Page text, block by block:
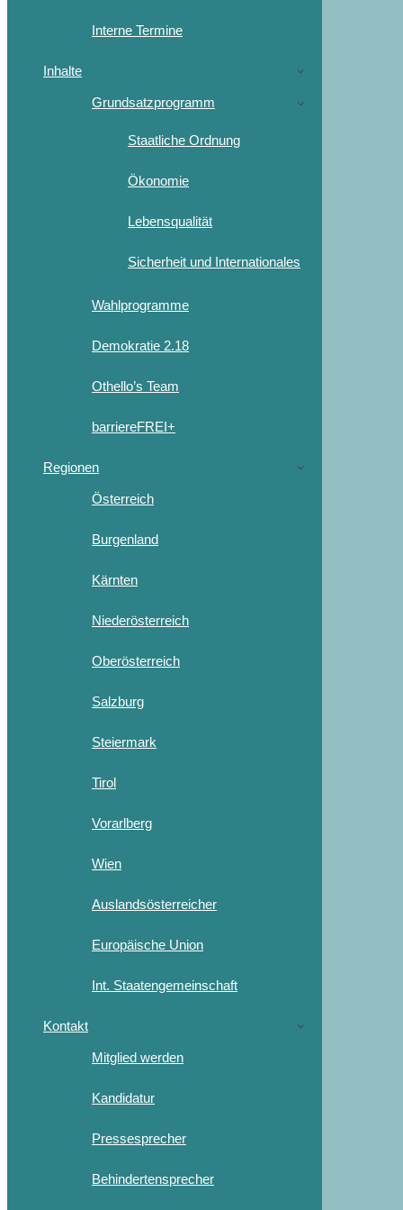
Interne Termine
Inhalte
Grundsatzprogramm
Staatliche Ordnung
Ökonomie
Lebensqualität
Sicherheit und Internationales
Wahlprogramme
Demokratie 2.18
Othello’s Team
barriereFREI+
Regionen
Österreich
Burgenland
Kärnten
Niederösterreich
Oberösterreich
Salzburg
Steiermark
Tirol
Vorarlberg
Wien
Auslandsösterreicher
Europäische Union
Int. Staatengemeinschaft
Kontakt
Mitglied werden
Kandidatur
Pressesprecher
Behindertensprecher